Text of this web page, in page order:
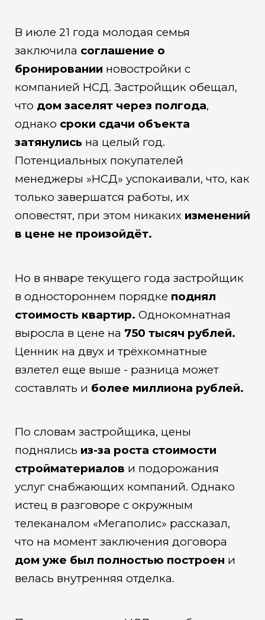
В июле 21 года молодая семья
заключила соглашение о
бронировании новостройки с
компанией НСД. Застройщик обещал,
что дом заселят через полгода,
однако сроки сдачи объекта
затянулись на целый год.
Потенциальных покупателей
менеджеры »НСД» успокаивали, что, как
только завершатся работы, их
оповестят, при этом никаких изменений
в цене не произойдёт.
Но в январе текущего года застройщик
в одностороннем порядке поднял
стоимость квартир. Однокомнатная
выросла в цене на 750 тысяч рублей.
Ценник на двух и трёхкомнатные
взлетел еще выше - разница может
составлять и более миллиона рублей.
По словам застройщика, цены
поднялись из-за роста стоимости
стройматериалов и подорожания
услуг снабжающих компаний. Однако
истец в разговоре с окружным
телеканалом «Мегаполис» рассказал,
что на момент заключения договора
дом уже был полностью построен и
велась внутренняя отделка.